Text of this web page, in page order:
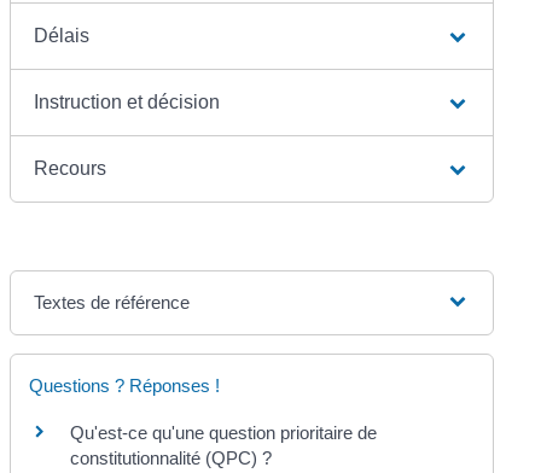
Délais
Instruction et décision
Recours
Textes de référence
Questions ? Réponses !
Qu'est-ce qu'une question prioritaire de
constitutionnalité (QPC) ?